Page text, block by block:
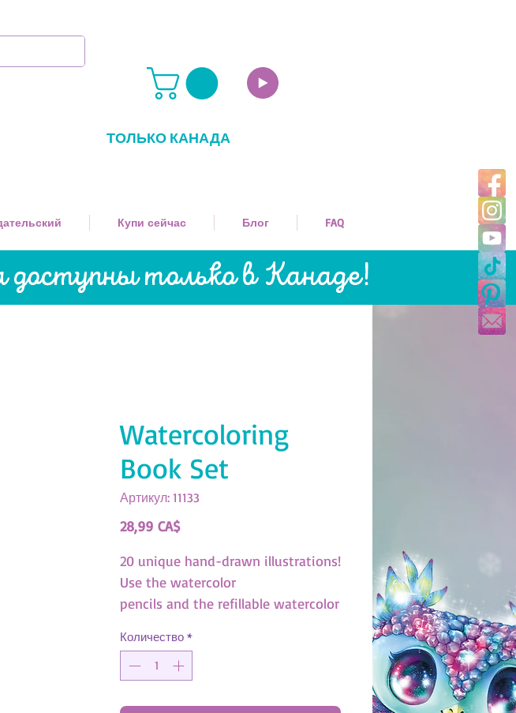
ТОЛЬКО КАНАДА
Купи сейчас Блог FAQ
только в Канаде!
Watercoloring
Book Set
Артикул: 11133
28,99 CA$Цена
20 unique hand-drawn illustrations!
Use the watercolor
pencils and the refillable watercolor
(SKU:11133)
Количество *